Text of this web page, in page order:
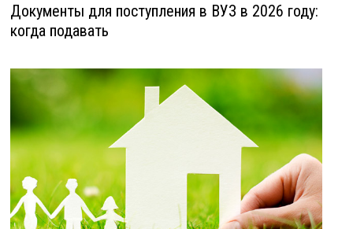
Документы для поступления в ВУЗ в 2026 году:
когда подавать